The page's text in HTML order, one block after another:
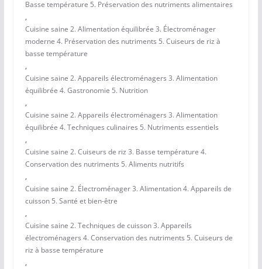
Basse température 5. Préservation des nutriments alimentaires
,
Cuisine saine 2. Alimentation équilibrée 3. Électroménager
moderne 4. Préservation des nutriments 5. Cuiseurs de riz à
basse température
,
Cuisine saine 2. Appareils électroménagers 3. Alimentation
équilibrée 4. Gastronomie 5. Nutrition
,
Cuisine saine 2. Appareils électroménagers 3. Alimentation
équilibrée 4. Techniques culinaires 5. Nutriments essentiels
,
Cuisine saine 2. Cuiseurs de riz 3. Basse température 4.
Conservation des nutriments 5. Aliments nutritifs
,
Cuisine saine 2. Électroménager 3. Alimentation 4. Appareils de
cuisson 5. Santé et bien-être
,
Cuisine saine 2. Techniques de cuisson 3. Appareils
électroménagers 4. Conservation des nutriments 5. Cuiseurs de
riz à basse température
,